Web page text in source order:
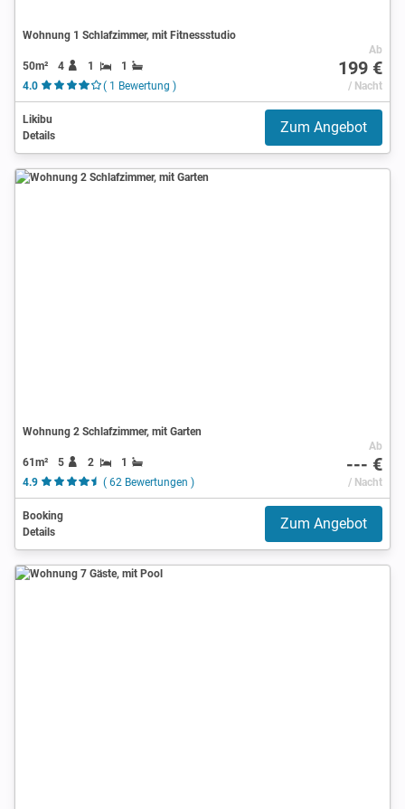
Wohnung 1 Schlafzimmer, mit Fitnessstudio
50m² 4 1
1
4.0
( 1 Bewertung )
Ab
199 €
/ Nacht
Likibu
Details
Zum Angebot
Wohnung 2 Schlafzimmer, mit Garten
61m² 5 2
1
4.9
( 62 Bewertungen )
Ab
--- €
/ Nacht
Booking
Details
Zum Angebot